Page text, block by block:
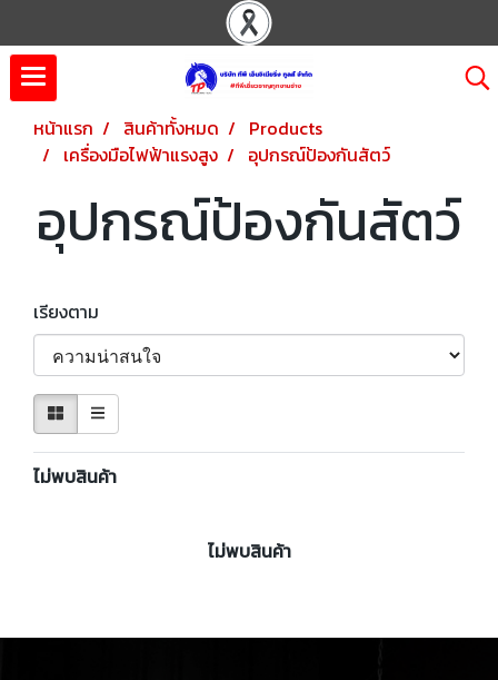
หน้าแรก สินค้าทั้งหมด
Products
เครื่องมือไฟฟ้าแรงสูง
อุปกรณ์ป้องกันสัตว์
อุปกรณ์ป้องกันสัตว์
เรียงตาม
ไม่พบสินค้า
ไม่พบสินค้า